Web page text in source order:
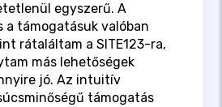
egyszerű. A
a támogatásuk valóban
rátaláltam a SITE123-ra,
más lehetőségek
jó. Az intuitív
támogatás